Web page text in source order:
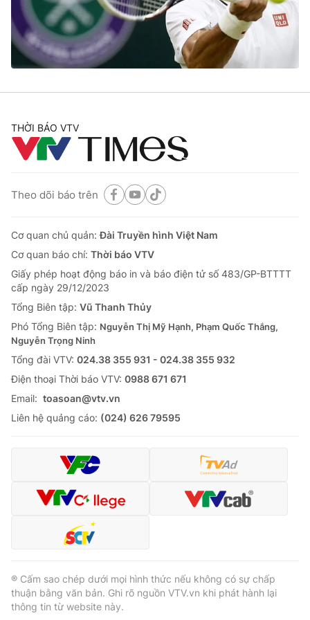
Sản phẩm
Thị trường
Tư vấn
Lịch phát sóng
Chuyên mục khác
Photo Infographic
Video Shorts video
VTV Money VTV Thể thao
VTV Sức khoẻ Bất động sản
Thị trường 24h
VTV4 Vươn mình bằng AI
VTV9
Theo dõi báo trên
THỜI BÁO VTV
Theo dõi báo trên
Cơ quan chủ quản:Đài Truyền hình Việt Nam
Cơ quan báo chí: Thời báo VTV
Giấy phép hoạt động báo in và báo điện tử số 483/GP-BTTTT
cấp ngày 29/12/2023
Tổng Biên tập: Vũ Thanh Thủy
Phó Tổng Biên tập: Nguyễn Thị Mỹ Hạnh, Phạm Quốc Thắng,
Nguyễn Trọng Ninh
Tổng đài VTV: 024.38 355 931 - 024.38 355 932
Ðiện thoại Thời báo VTV: 0988 671 671
Email: toasoan@vtv.vn
Liên hệ quảng cáo: (024) 626 79595
® Cấm sao chép dưới mọi hình thức nếu không có sự chấp
thuận bằng văn bản. Ghi rõ nguồn VTV.vn khi phát hành lại
thông tin từ website này.